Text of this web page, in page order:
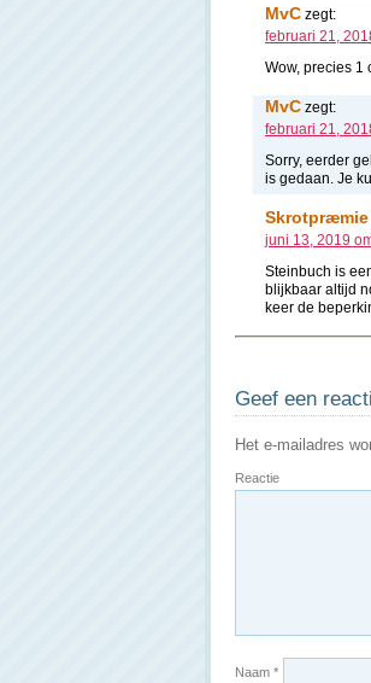
MvC zegt:
februari 21,
Wow, precies 1
MvC zegt:
februari 21,
Sorry, eerder
is gedaan. Je
juni 13, 2019
Steinbuch is
blijkbaar altijd
keer de
Geef een
Het e-mailadres
Reactie
Naam *